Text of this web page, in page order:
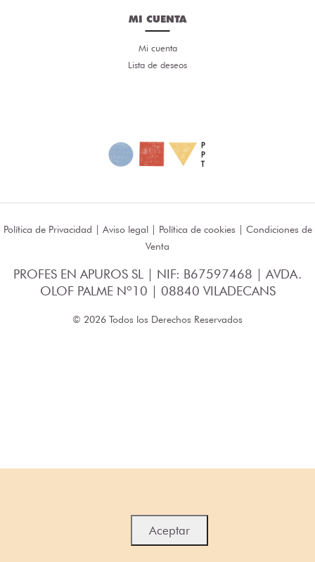
MI CUENTA
Mi cuenta
Lista de deseos
Política de Privacidad | Aviso legal| Política de cookies | Condiciones de
Venta
PROFES EN APUROS SL | NIF: B67597468 | AVDA.
OLOF PALME Nº10 | 08840 VILADECANS
© 2026 Todos los Derechos Reservados
Aceptar